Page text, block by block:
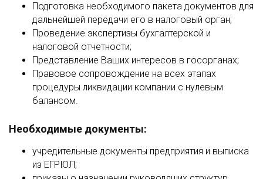
Подготовка необходимого пакета документов для
дальнейшей передачи его в налоговый орган;
Проведение экспертизы бухгалтерской и
налоговой отчетности;
Представление Ваших интересов в госорганах;
Правовое сопровождение на всех этапах
процедуры ликвидации компании с нулевым
балансом.
Необходимые документы:
учредительные документы предприятия и выписка
из ЕГРЮЛ;